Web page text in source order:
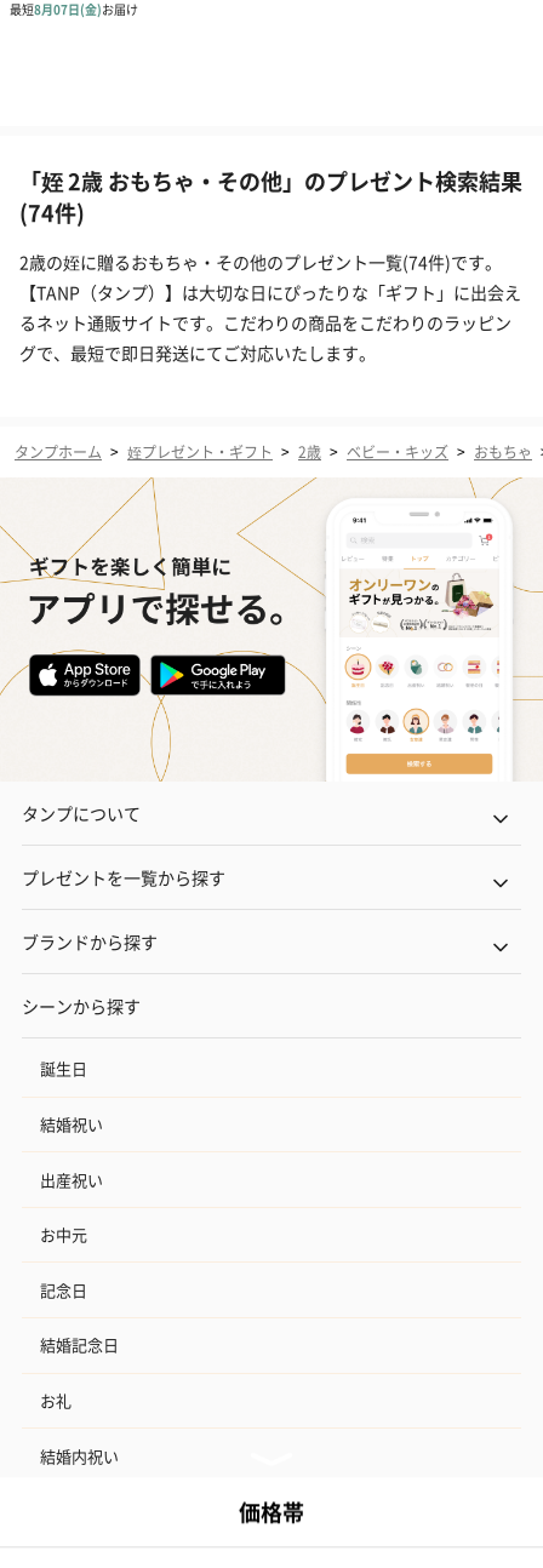
「姪 2歳 おもちゃ・その他」のプレゼント検索結果
(74件)
2歳の姪に贈るおもちゃ・その他のプレゼント一覧(74件)です。
【TANP（タンプ）】は大切な日にぴったりな「ギフト」に出会え
るネット通販サイトです。こだわりの商品をこだわりのラッピン
グで、最短で即日発送にてご対応いたします。
タンプホーム > 姪プレゼント・ギフト > 2歳 > ベビー・キッズ > おもちゃ
タンプについて
プレゼントを一覧から探す
ブランドから探す
シーンから探す
誕生日
結婚祝い
出産祝い
お中元
記念日
結婚記念日
お礼
結婚内祝い